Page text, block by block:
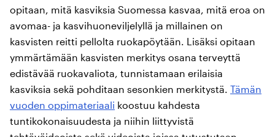
opitaan, mitä kasviksia Suomessa kasvaa, mitä eroa on
avomaa- ja kasvihuoneviljelyllä ja millainen on
kasvisten reitti pellolta ruokapöytään. Lisäksi opitaan
ymmärtämään kasvisten merkitys osana terveyttä
edistävää ruokavaliota, tunnistamaan erilaisia
kasviksia sekä pohditaan sesonkien merkitystä. Tämän
vuoden oppimateriaali koostuu kahdesta
tuntikokonaisuudesta ja niihin liittyvistä